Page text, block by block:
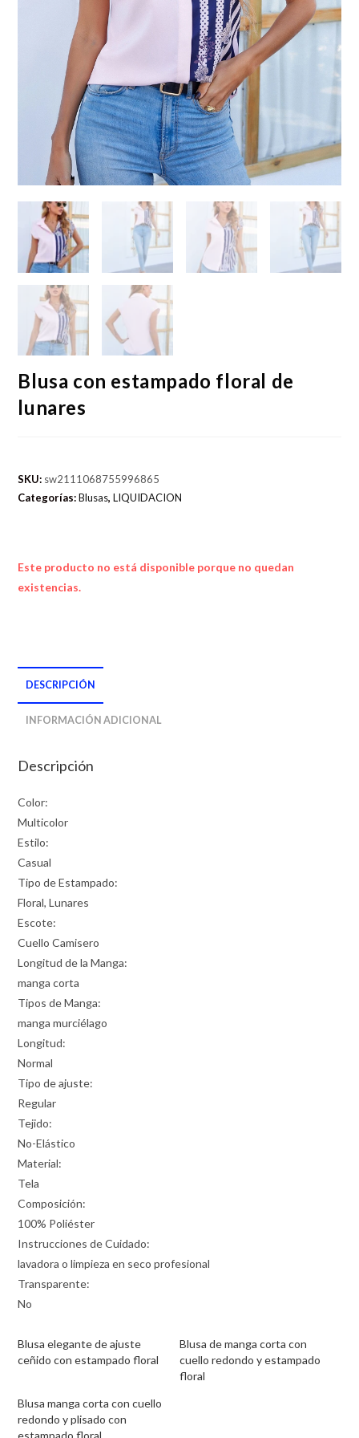
Blusa con estampado floral de
lunares
SKU: sw2111068755996865
Categorías:Blusas,LIQUIDACION
Este producto no está disponible porque no quedan
existencias.
DESCRIPCIÓN
INFORMACIÓN ADICIONAL
Descripción
Color:
Multicolor
Estilo:
Casual
Tipo de Estampado:
Floral, Lunares
Escote:
Cuello Camisero
Longitud de la Manga:
manga corta
Tipos de Manga:
manga murciélago
Longitud:
Normal
Tipo de ajuste:
Regular
Tejido:
No-Elástico
Material:
Tela
Composición:
100% Poliéster
Instrucciones de Cuidado:
lavadora o limpieza en seco profesional
Transparente:
No
Blusa elegante de ajuste
ceñido con estampado floral
Blusa de manga corta con
cuello redondo y estampado
floral
Blusa manga corta con cuello
redondo y plisado con